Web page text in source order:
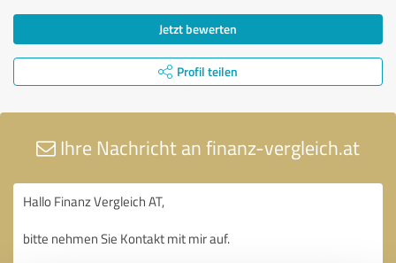
Jetzt bewerten
Profil teilen
Ihre Nachricht an finanz-vergleich.at